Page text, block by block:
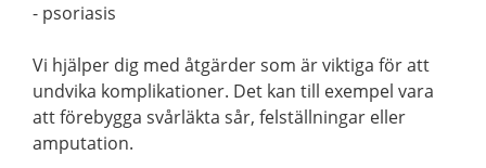
- psoriasis
Vi hjälper dig med åtgärder som är viktiga för att
undvika komplikationer. Det kan till exempel vara
att förebygga svårläkta sår, felställningar eller
amputation.